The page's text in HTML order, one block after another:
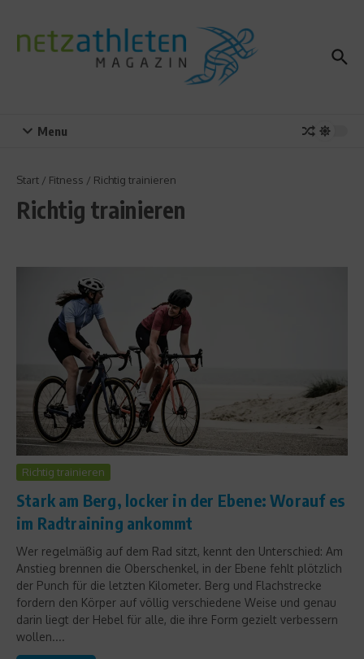
Menu
Start / Fitness / Richtig trainieren
Richtig trainieren
Richtig trainieren
Stark am Berg, locker in der Ebene: Worauf es
im Radtraining ankommt
Wer regelmäßig auf dem Rad sitzt, kennt den Unterschied: Am
Anstieg brennen die Oberschenkel, in der Ebene fehlt plötzlich
der Punch für die letzten Kilometer. Berg und Flachstrecke
fordern den Körper auf völlig verschiedene Weise und genau
darin liegt der Hebel für alle, die ihre Form gezielt verbessern
wollen....